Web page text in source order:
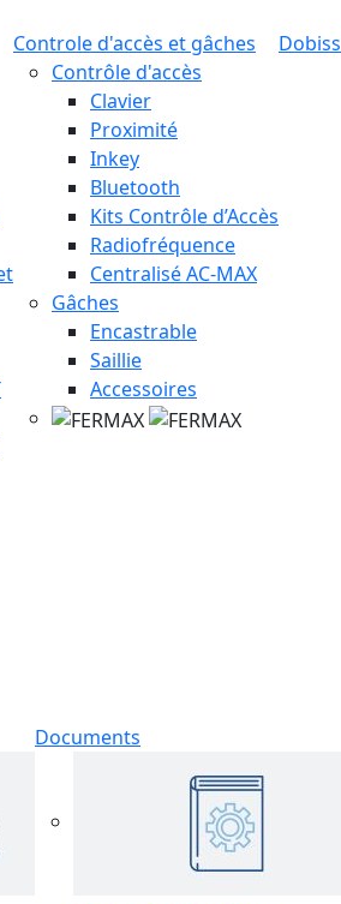
Controle d'accès et gâches
Contrôle d'accès
Clavier
Proximité
Inkey
Bluetooth
Kits Contrôle d’Accès
Radiofréquence
Centralisé AC-MAX
Gâches
Encastrable
Saillie
Accessoires
Dobiss
Documents